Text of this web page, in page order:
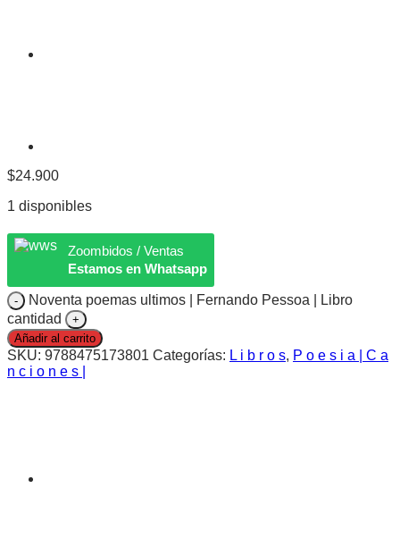
$24.900
1 disponibles
Zoombidos / Ventas
Estamos en Whatsapp
Noventa poemas ultimos | Fernando Pessoa | Libro
cantidad
Añadir al carrito
SKU: 9788475173801 Categorías: L i b r o s, P o e s i a | C a
n c i o n e s |